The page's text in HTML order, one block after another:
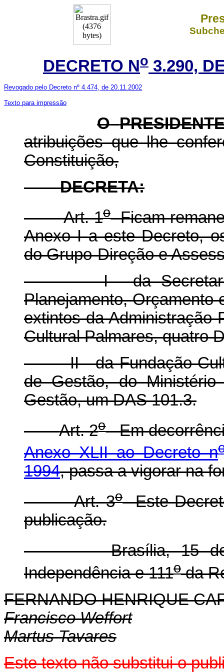
DECRETO No 3.290,
Revogado pelo Decreto nº 4.474, de 20.11.2002
Texto para impressão
O
atribuições que lhe
Constituição,
DECRETA:
Art. 1oFicam
Anexo I a este Decreto,
do Grupo-Direção e
I - da Secretaria de
Planejamento, Orçamento
extintos da Administração
Cultural Palmares, quatro
II - da Fundação
de Gestão, do Ministério
Gestão, um DAS 101.3.
Art. 2oEm
Anexo XLII ao Decreto n
1994, passa a vigorar na
Art. 3oEste
publicação.
Brasília, 15 de
Independência e 111oda
FERNANDO HENRIQUE
Francisco Weffort
Martus Tavares
Este texto não substitui o